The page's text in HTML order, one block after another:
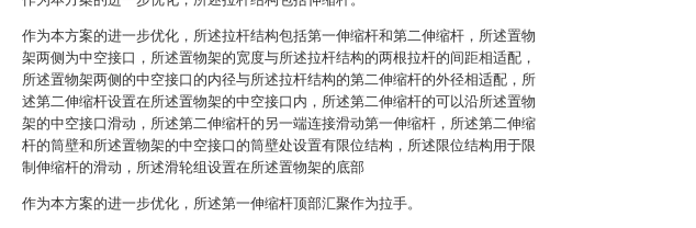
作为本方案的进一步优化，所述拉杆结构包括第一伸缩杆和第二伸缩杆，所述置物
架两侧为中空接口，所述置物架的宽度与所述拉杆结构的两根拉杆的间距相适配，
所述置物架两侧的中空接口的内径与所述拉杆结构的第二伸缩杆的外径相适配，所
述第二伸缩杆设置在所述置物架的中空接口内，所述第二伸缩杆的可以沿所述置物
架的中空接口滑动，所述第二伸缩杆的另一端连接滑动第一伸缩杆，所述第二伸缩
杆的筒壁和所述置物架的中空接口的筒壁处设置有限位结构，所述限位结构用于限
制伸缩杆的滑动，所述滑轮组设置在所述置物架的底部
作为本方案的进一步优化，所述第一伸缩杆顶部汇聚作为拉手。